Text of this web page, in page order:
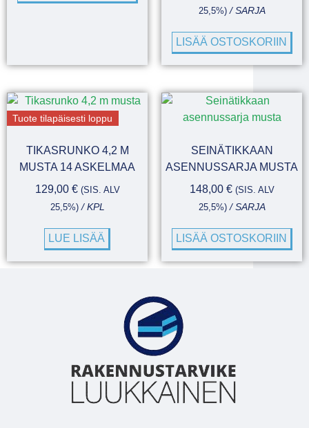
25,5%)/ SARJA
LISÄÄ OSTOSKORIIN
Tuote tilapäisesti loppu
TIKASRUNKO 4,2 M
MUSTA 14 ASKELMAA
129,00 € (SIS. ALV
25,5%)/ KPL
LUE LISÄÄ
SEINÄTIKKAAN
ASENNUSSARJA MUSTA
148,00 € (SIS. ALV
25,5%)/ SARJA
LISÄÄ OSTOSKORIIN